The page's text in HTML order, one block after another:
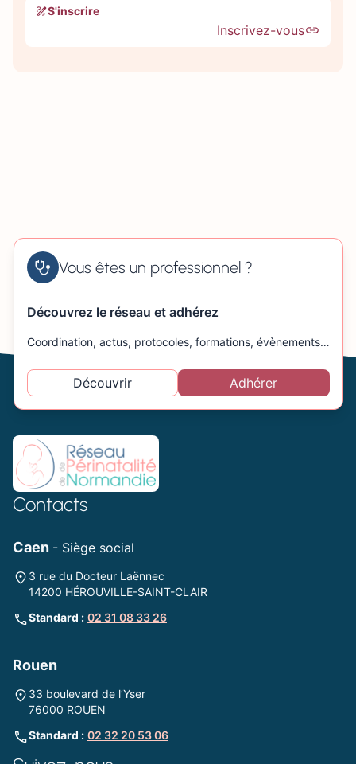
S'inscrire
Inscrivez-vous
Vous êtes un professionnel ?
Découvrez le réseau et adhérez
Coordination, actus, protocoles, formations, évènements…
Découvrir Adhérer
Contacts
Caen - Siège social
3 rue du Docteur Laënnec
14200 HÉROUVILLE-SAINT-CLAIR
Standard : 02 31 08 33 26
Rouen
33 boulevard de l’Yser
76000 ROUEN
Standard : 02 32 20 53 06